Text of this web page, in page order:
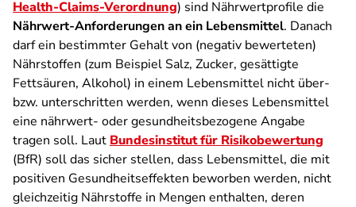
Health-Claims-Verordnung) sind Nährwertprofile die
Nährwert-Anforderungen an ein Lebensmittel. Danach
darf ein bestimmter Gehalt von (negativ bewerteten)
Nährstoffen (zum Beispiel Salz, Zucker, gesättigte
Fettsäuren, Alkohol) in einem Lebensmittel nicht über-
bzw. unterschritten werden, wenn dieses Lebensmittel
eine nährwert- oder gesundheitsbezogene Angabe
tragen soll. Laut Bundesinstitut für Risikobewertung
(BfR) soll das sicher stellen, dass Lebensmittel, die mit
positiven Gesundheitseffekten beworben werden, nicht
gleichzeitig Nährstoffe in Mengen enthalten, deren